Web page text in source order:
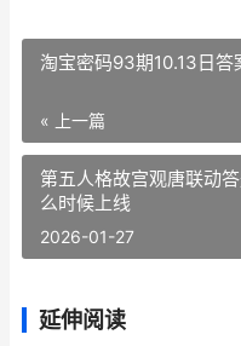
淘宝密码93期10.13日
« 上一篇
第五人格故宫观唐联动
么时候上线
2026-01-27
延伸阅读